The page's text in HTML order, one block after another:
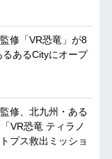
修「VR恐竜」が8
あるCityにオープ
修、北九州・ある
VR恐竜 ティラノ
プス救出ミッショ